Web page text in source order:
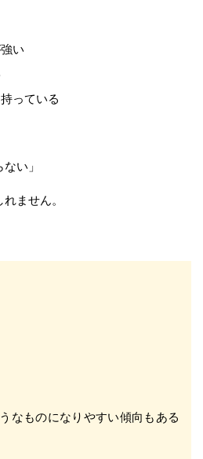
い
っている
い」
ません。
なものになりやすい傾向もある